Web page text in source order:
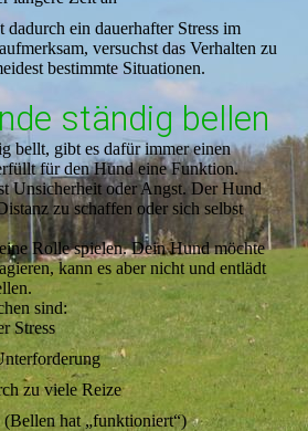
dadurch ein dauerhafter Stress im
versuchst das Verhalten zu
bestimmte Situationen.
ständig bellen
bellt, gibt es dafür immer einen
für den Hund eine Funktion.
Unsicherheit oder Angst. Der Hund
zu schaffen oder sich selbst
Rolle spielen. Dein Hund möchte
kann es aber nicht und entlädt
sind:
Stress
zu viele Reize
(Bellen hat „funktioniert“)